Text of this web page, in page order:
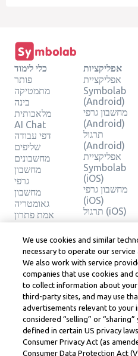
כלי לימוד
פותר
מתמטיקה
בינה
מלאכותית
AI Chat
דפי עבודה
שליפים
מחשבונים
מחשבון
גרפי
מחשבון
גאומטריה
אמת פתרון
אפליקציות
אפליקציית
Symbolab
(Android)
מחשבון גרפי
(Android)
תרגול
(Android)
אפליקציית
Symbolab
(iOS)
מחשבון גרפי
(iOS)
תרגול (iOS)
Symbolab, a
We use cookies and similar
necessary to operate our service
We also work with service
companies that use cookies
to collect information about
third-party sites, and may use
advertisements relevant to your
considered “selling” or
defined in certain US privacy
Consumer Privacy Act (as
Consumer Data Protection Act